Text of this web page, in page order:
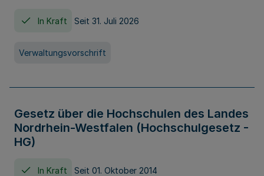
In Kraft Seit 31. Juli 2026
Verwaltungsvorschrift
Gesetz über die Hochschulen des Landes
Nordrhein-Westfalen (Hochschulgesetz -
HG)
In Kraft Seit 01. Oktober 2014